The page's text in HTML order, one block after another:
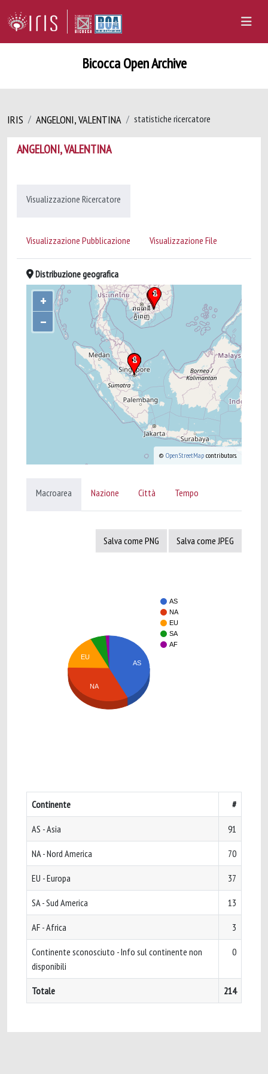
Bicocca Open Archive
IRIS ANGELONI, VALENTINA statistiche ricercatore
ANGELONI, VALENTINA
Visualizzazione Ricercatore
Visualizzazione Pubblicazione Visualizzazione File
Distribuzione geografica
+
–
© OpenStreetMap contributors.
Macroarea Nazione Città Tempo
Salva come PNG Salva come JPEG
AS
NA
EU
SA
AF
AS
EU
NA
Continente #
AS - Asia 91
NA - Nord America 70
EU - Europa 37
SA - Sud America 13
AF - Africa 3
Continente sconosciuto - Info sul continente non
disponibili
0
Totale 214